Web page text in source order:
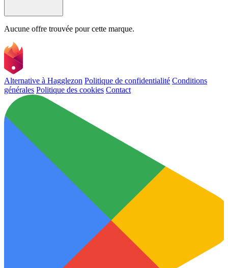
Aucune offre trouvée pour cette marque.
Alternative à Hagglezon Politique de confidentialité Conditions
générales Politique des cookies Contact